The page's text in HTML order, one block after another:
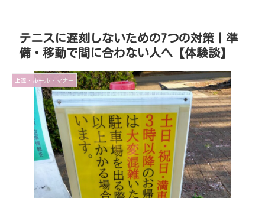
テニスに遅刻しないための7つの対策｜準
備・移動で間に合わない人へ【体験談】
上達・ルール・マナー